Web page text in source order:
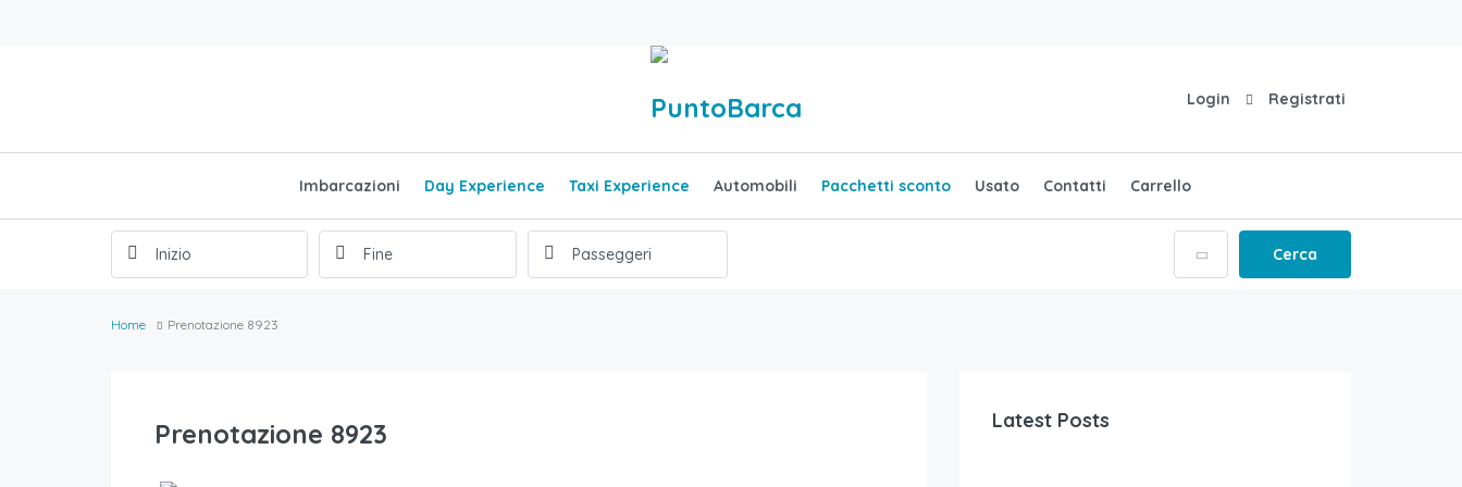
Login Registrati
Imbarcazioni Day Experience Taxi Experience Automobili Pacchetti sconto Usato Contatti Carrello
Cerca
Home Prenotazione 8923
Prenotazione 8923 Latest Posts